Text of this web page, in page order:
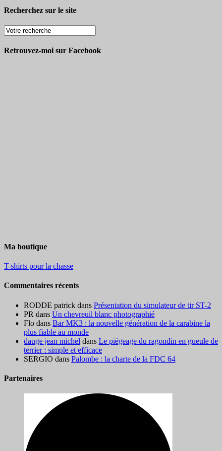
Recherchez sur le site
Retrouvez-moi sur Facebook
Ma boutique
T-shirts pour la chasse
Commentaires récents
RODDE patrick dans Présentation du simulateur de tir ST-2
PR dans Un chevreuil blanc photographié
Flo dans Bar MK3 : la nouvelle génération de la carabine la
plus fiable au monde
dauge jean michel dans Le piégeage du ragondin en gueule de
terrier : simple et efficace
SERGIO dans Palombe : la charte de la FDC 64
Partenaires